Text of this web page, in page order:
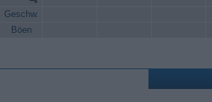
Geschw.
Böen